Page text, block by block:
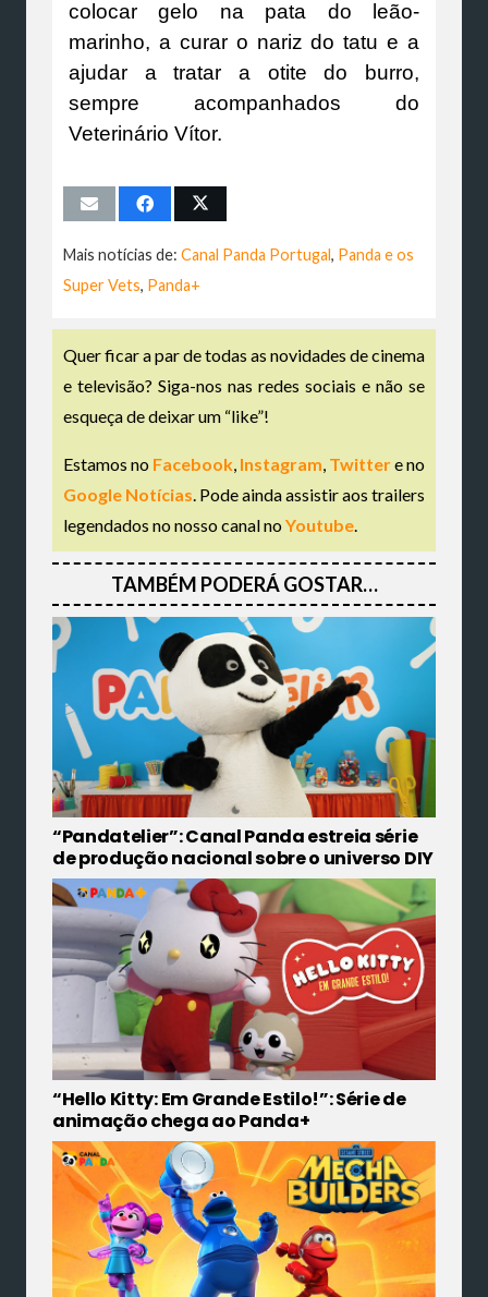
colocar gelo na pata do leão-
marinho, a curar o nariz do tatu e a
ajudar a tratar a otite do burro,
sempre acompanhados do
Veterinário Vítor.
Mais notícias de: Canal Panda Portugal, Panda e os
Super Vets, Panda+
Quer ficar a par de todas as novidades de cinema
e televisão? Siga-nos nas redes sociais e não se
esqueça de deixar um “like”!
Estamos no Facebook, Instagram, Twittere no
Google Notícias. Pode ainda assistir aos trailers
legendados no nosso canal noYoutube.
TAMBÉM PODERÁ GOSTAR…
“Pandatelier”: Canal Panda estreia série
de produção nacional sobre o universo DIY
“Hello Kitty: Em Grande Estilo!”: Série de
animação chega ao Panda+